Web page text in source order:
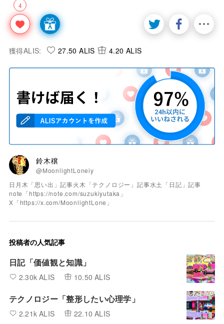
4
獲得ALIS: 27.50 ALIS 4.20 ALIS
鈴木穣
@MoonlightLoneiy
日月木「思い出」記事火木「テクノロジー」記事水土「日記」記事
note「https://note.com/suzukiyutaka」
X「https://x.com/MoonlightLone」
投稿者の人気記事
日記「価値観と知識」
2.30k ALIS 10.50 ALIS
テクノロジー「整形したい心理学」
2.21k ALIS 22.10 ALIS